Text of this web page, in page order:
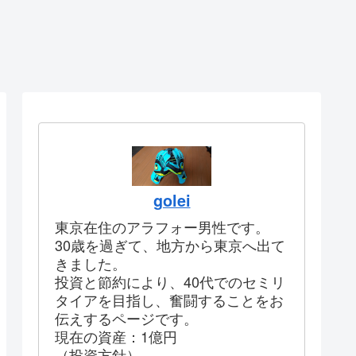
golei
東京在住のアラフォー男性です。
30歳を過ぎて、地方から東京へ出て
きました。
投資と節約により、40代でのセミリ
タイアを目指し、奮闘することをお
伝えするページです。
現在の資産：1億円